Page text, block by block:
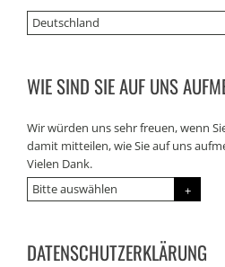
WIE SIND SIE AUF UNS
Wir würden uns sehr freuen, wenn
damit mitteilen, wie Sie auf uns
Vielen Dank.
DATENSCHUTZERKLÄRUNG